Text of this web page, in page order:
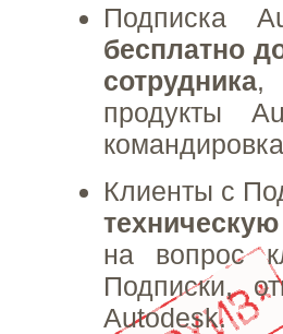
Подписка
бесплатно
сотрудника,
продукты
Клиенты с
на вопрос
Подписки,
Autodesk.